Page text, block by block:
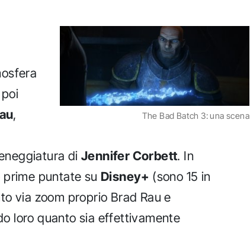
The Bad Batch 3: una scena
,
di Jennifer Corbett. In
puntate su Disney+ (sono 15 in
via zoom proprio Brad Rau e
loro quanto sia effettivamente